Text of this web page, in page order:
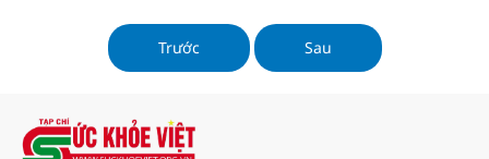
chuyển biến xấu và để lại hậu quả
nặng nề.
Trước Sau